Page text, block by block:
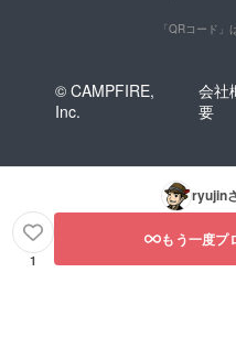
「QRコード
© CAMPFIRE,
Inc.
会社
要
ryujin
1
もう一度プ